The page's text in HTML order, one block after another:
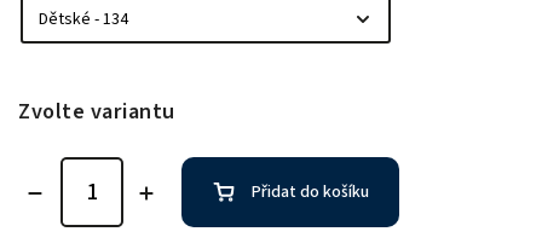
Zvolte variantu
Přidat do košíku